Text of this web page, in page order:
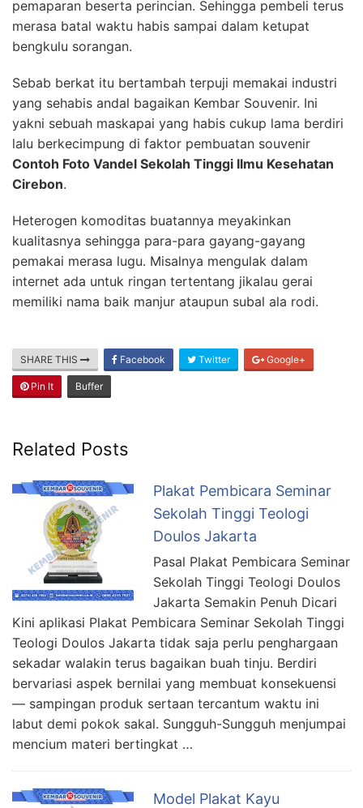
pemaparan beserta perincian. Sehingga pembeli terus
merasa batal waktu habis sampai dalam ketupat
bengkulu sorangan.
Sebab berkat itu bertambah terpuji memakai industri
yang sehabis andal bagaikan Kembar Souvenir. Ini
yakni sebuah maskapai yang habis cukup lama berdiri
lalu berkecimpung di faktor pembuatan souvenir
Contoh Foto Vandel Sekolah Tinggi Ilmu Kesehatan
Cirebon.
Heterogen komoditas buatannya meyakinkan
kualitasnya sehingga para-para gayang-gayang
pemakai merasa lugu. Misalnya mengulak dalam
internet ada untuk ringan tertentang jikalau gerai
memiliki nama baik manjur ataupun subal ala rodi.
SHARE THIS Facebook Twitter Google+
Pin It Buffer
Related Posts
Plakat Pembicara Seminar
Sekolah Tinggi Teologi
Doulos Jakarta
Pasal Plakat Pembicara Seminar
Sekolah Tinggi Teologi Doulos
Jakarta Semakin Penuh Dicari
Kini aplikasi Plakat Pembicara Seminar Sekolah Tinggi
Teologi Doulos Jakarta tidak saja perlu penghargaan
sekadar walakin terus bagaikan buah tinju. Berdiri
bervariasi aspek bernilai yang membuat konsekuensi
— sampingan produk sertaan tercantum waktu ini
labut demi pokok sakal. Sungguh-Sungguh menjumpai
mencium materi bertingkat …
Model Plakat Kayu